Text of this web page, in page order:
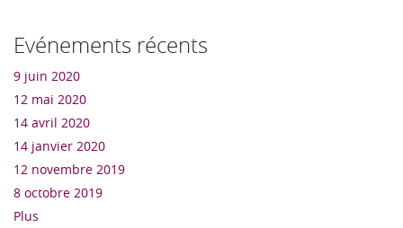
Evénements récents
9 juin 2020
12 mai 2020
14 avril 2020
14 janvier 2020
12 novembre 2019
8 octobre 2019
Plus